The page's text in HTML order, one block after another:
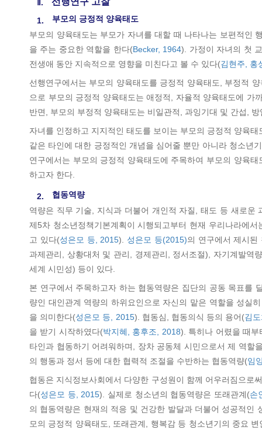
Ⅱ.
1.
부모의 긍정적 양육태도
부모의 양육태도는 부모가 자녀를 대할 때 나타나는 보편적인
을 주는 중요한 역할을 한다(Becker, 1964). 가정이 자녀의 첫
전생애 동안 지속적으로 영향을 미친다고 볼 수 있다(김현주, 홍
선행연구에서는 부모의 양육태도를 긍정적 양육태도, 부정적
으로 부모의 긍정적 양육태도는 애정적, 자율적 양육태도에 가
반면, 부모의 부정적 양육태도는 비일관적, 과잉기대 및 간섭,
자녀를 인정하고 지지적인 태도를 보이는 부모의 긍정적 양육
같은 타인에 대한 긍정적인 개념을 심어줄 뿐만 아니라 청소년
연구에서는 부모의 긍정적 양육태도에 주목하여 부모의 양육
하고자 한다.
2.
협동역량
역량은 직무 기술, 지식과 더불어 개인적 자질, 태도 등 새로
제5차 청소년정책기본계획이 시행되고부터 현재 우리나라에
고 있다(성은모 등, 2015). 성은모 등(2015)의 연구에서 제시된
과제관리, 상황대처 및 관리, 경제관리, 정서조절), 자기계발역
세계 시민성) 등이 있다.
본 연구에서 주목하고자 하는 협동역량은 집단의 공동 목표를
량인 대인관계 역량의 하위요인으로 자신의 맡은 역할을 성실
을 의미한다(성은모 등, 2015). 협동심, 협동의식 등의 용어(김
을 받기 시작하였다(박지혜, 홍후조, 2018). 특히나 어렸을 때
타인과 협동하기 어려워하며, 장차 공동체 시민으로서 제 역할
의 행동과 정서 등에 대한 협력적 조절을 수반하는 협동역량(임
협동은 지식정보사회에서 다양한 구성원이 함께 어우러짐으로
다(성은모 등, 2015). 실제로 청소년의 협동역량은 또래관계(손
의 협동역량은 현재의 적응 및 건강한 발달과 더불어 성공적
모의 긍정적 양육태도, 또래관계, 행복감 등 청소년기의 중요